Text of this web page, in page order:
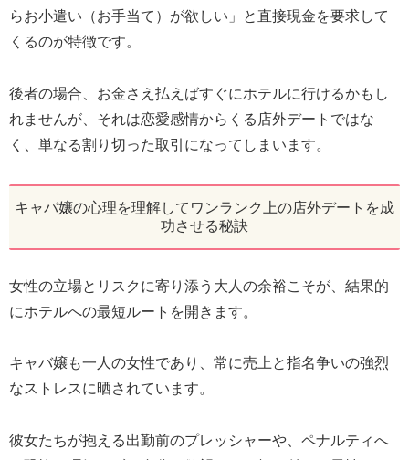
らお小遣い（お手当て）が欲しい」と直接現金を要求して
くるのが特徴です。
後者の場合、お金さえ払えばすぐにホテルに行けるかもし
れませんが、それは恋愛感情からくる店外デートではな
く、単なる割り切った取引になってしまいます。
キャバ嬢の心理を理解してワンランク上の店外デートを成
功させる秘訣
女性の立場とリスクに寄り添う大人の余裕こそが、結果的
にホテルへの最短ルートを開きます。
キャバ嬢も一人の女性であり、常に売上と指名争いの強烈
なストレスに晒されています。
彼女たちが抱える出勤前のプレッシャーや、ペナルティへ